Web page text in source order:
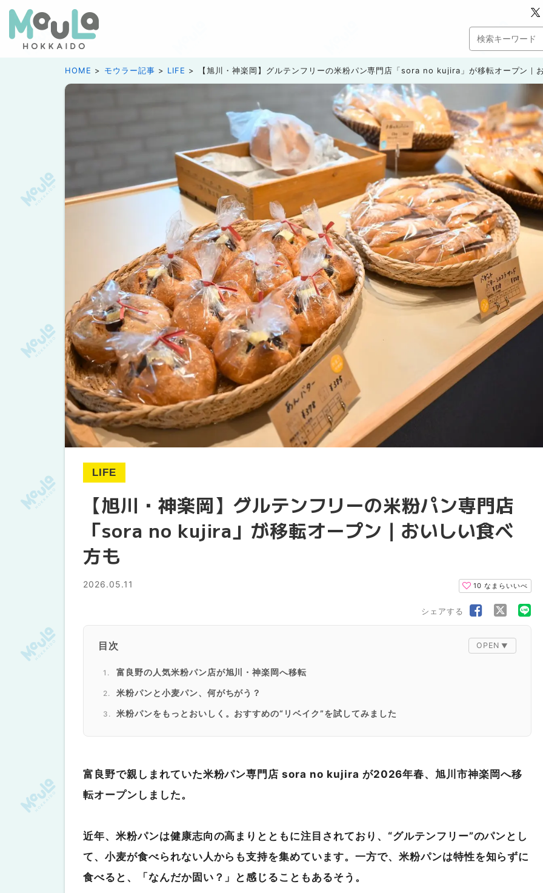
HOME モウラー記事 LIFE 【旭川・神楽岡】グルテンフリーの米粉パン専門店「sora no kujira」が移転オープン｜
LIFE
【旭川・神楽岡】グルテンフリーの米粉パン専門店
「sora no kujira」が移転オープン｜おいしい食べ
方も
2026.05.11 10 なまらいいべ
シェアする
目次
富良野の人気米粉パン店が旭川・神楽岡へ移転
米粉パンと小麦パン、何がちがう？
米粉パンをもっとおいしく。おすすめの“リベイク”を試してみました
旭川・神楽岡で、米粉パンの新しいおいしさに出会う
富良野で親しまれていた米粉パン専門店 sora no kujira が2026年春、旭川市神楽岡へ移
転オープンしました。
近年、米粉パンは健康志向の高まりとともに注目されており、“グルテンフリー”のパンとし
て、小麦が食べられない人からも支持を集めています。一方で、米粉パンは特性を知らずに
食べると、「なんだか固い？」と感じることもあるそう。